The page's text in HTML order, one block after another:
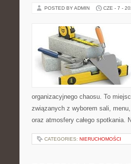
POSTED BY ADMIN CZE - 7 -
organizacyjnego chaosu. To
związanych z wyborem sali,
oraz atmosfery całego
CATEGORIES: NIERUCHOMOŚCI